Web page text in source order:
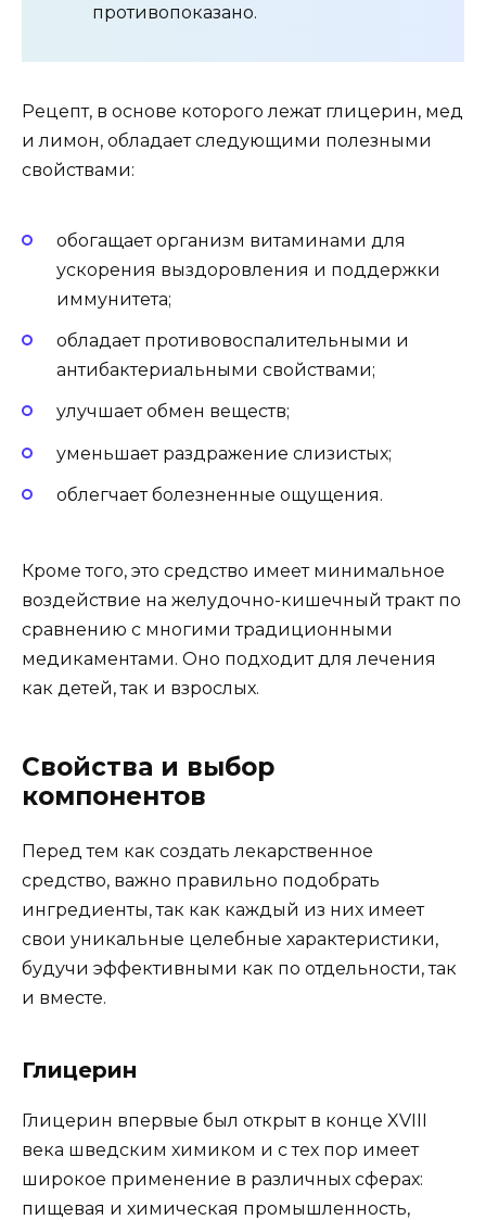
противопоказано.
Рецепт, в основе которого лежат глицерин, мед
и лимон, обладает следующими полезными
свойствами:
обогащает организм витаминами для
ускорения выздоровления и поддержки
иммунитета;
обладает противовоспалительными и
антибактериальными свойствами;
улучшает обмен веществ;
уменьшает раздражение слизистых;
облегчает болезненные ощущения.
Кроме того, это средство имеет минимальное
воздействие на желудочно-кишечный тракт по
сравнению с многими традиционными
медикаментами. Оно подходит для лечения
как детей, так и взрослых.
Свойства и выбор
компонентов
Перед тем как создать лекарственное
средство, важно правильно подобрать
ингредиенты, так как каждый из них имеет
свои уникальные целебные характеристики,
будучи эффективными как по отдельности, так
и вместе.
Глицерин
Глицерин впервые был открыт в конце XVIII
века шведским химиком и с тех пор имеет
широкое применение в различных сферах:
пищевая и химическая промышленность,